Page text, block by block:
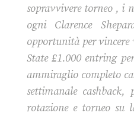
sopravvivere torneo , i
ogni Clarence
opportunità per
State £1.000 entring
ammiraglio completo
settimanale cashback,
rotazione e torneo su